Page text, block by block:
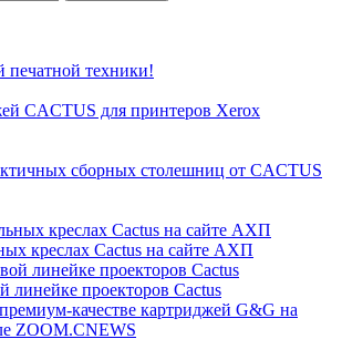
печатной техники!
CACTUS для принтеров Xerox
сборных столешниц от CACTUS
креслах Cactus на сайте АХП
линейке проекторов Cactus